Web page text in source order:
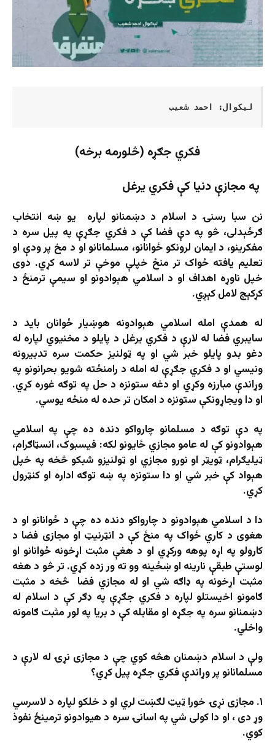
لیکوال: احمد شعیب
فکري جګړه (څلورمه برخه)
په مجازې دنيا کې فکري یرغل
نن سبا رسنۍ د اسلام د دښمنانو لپاره یو ښه انتخاب
ګرځېدلی، څو په دې فضا کې د فکري جګړې په پیل سره د
مفکرینو، د ایمان لرونکو ځوانانو، مسلمانانو او د مخ پر ودې او
تعلیم یافته ځواک تر منځ خپلې موخې تر لاسه کړي. دوی
خپل ناوړه اهداف او د اسلامي هېوادونو او سيمې ترمنځ د
کړکېچ لامل کېږي.
له همدې امله اسلامي هېوادونه هوښيار ځوانان بايد د
سايبري فضا له لارې د فکري يرغل د پايلو د مخنيوي لپاره له
دغو بدو پايلو خبر شي او په ټولنيز حکمت سره تدبيرونه
ونيسي او د فکري جګړې له امله د رامنځته شويو بحرانونو په
وړاندې مبارزه وکړي او دغه ستونزه د حل په توګه غوره کړي.
او دا ویجاړونکې ستونزه د امکان تر حده له منځه یوسي.
په دې توګه د مسلمانو چارواکو دنده ده چې په اسلامي
هېوادونو کې له عامو مجازي ځایونو لکه: فیسبوک، انسټاګرام،
ټیلیګرام، ټویټر او نورو مجازي او ټولنیزو شبکو څخه په خپل
هېواد کې خبر شي او دا ستونزه په ښه توګه اداره او کنټرول
کړي.
دا د اسلامي هېوادونو د چارواکو دنده ده چې د ځوانانو او د
هغوی د کاري ځواک په منځ کې د انټرنیټ او مجازی فضا د
کارولو په اړه پوهه ورکړي او د هغې مثبت اړخونه ځوانانو او
لوستې طبقې نارینه او ښځینه وو ته ور زده کړي. تر څو د هغه
مثبت اړخونه په ډاګه شي او له مجازي فضا څخه د مثبت
ګامونو اخیستلو لپاره د فکري جګړې په ډګر کې د اسلام له
دښمنانو سره په جګړه او مقابله کې د بریا په لور مثبت ګامونه
واخلي.
ولې د اسلام دښمنان هڅه کوي چې د مجازی نړۍ له لارې د
مسلمانانو پر وړاندې فکري جګړه پیل کړي؟
۱. مجازی نړۍ خورا ټیټ لګښت لري او د خلکو لپاره د لاسرسي
وړ دی ، او دا کولی شي په اسانۍ سره د هیوادونو ترمینځ نفوذ
کوي.